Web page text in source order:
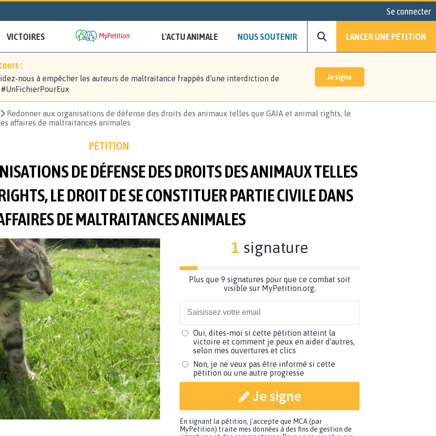
Se connecter
VICTOIRES L'ACTU ANIMALE NOUS SOUTENIR LANCER UNE PÉTITION
:
nous à empêcher les auteurs de maltraitance frappés d'une interdiction de
Je signe
Redonner aux organisations de défense des droits des animaux telles que GAIA et animal rights, le
affaires de maltraitances animales
PÉTITION
DE DÉFENSE DES DROITS DES ANIMAUX TELLES
LE DROIT DE SE CONSTITUER PARTIE CIVILE DANS
DE MALTRAITANCES ANIMALES
1 signature
Plus que 9 signatures pour que ce combat soit
visible sur MyPetition.org.
Oui, dites-moi si cette pétition atteint la
victoire et comment je peux en aider d'autres,
selon mes ouvertures et clics
Non, je ne veux pas être informé si cette
pétition ou une autre progresse
Je signe
En signant la pétition, j'accepte que MCA (par
MyPetition) traite mes données à des fins de gestion de